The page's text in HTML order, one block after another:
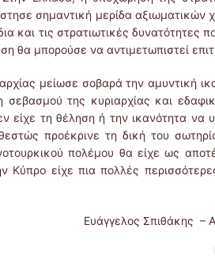
σημαντική μερίδα αξιωματικών
και τις στρατιωτικές δυνατότητες
θα μπορούσε να αντιμετωπιστεί
μείωσε σοβαρά την αμυντική
της κυριαρχίας και
είχε τη θέληση ή την ικανότητα να
προέκρινε τη δική του
πολέμου θα είχε ως
Κύπρο είχε πια πολλές
Ευάγγελος Σπιθάκης –